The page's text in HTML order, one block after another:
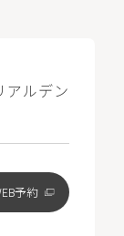
アルデン
予約